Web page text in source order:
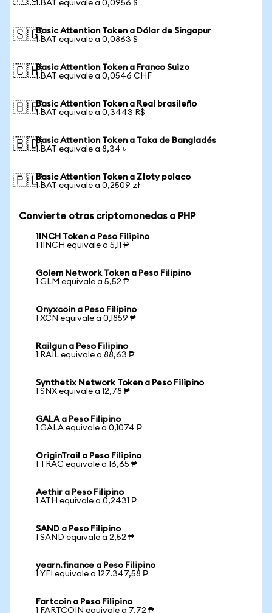
1 BAT equivale a 0,0956 $
🇸🇬Basic Attention Token a Dólar de Singapur
1 BAT equivale a 0,0863 $
🇨🇭Basic Attention Token a Franco Suizo
1 BAT equivale a 0,0546 CHF
🇧🇷Basic Attention Token a Real brasileño
1 BAT equivale a 0,3443 R$
🇧🇩Basic Attention Token a Taka de Bangladés
1 BAT equivale a 8,34 ৳
🇵🇱Basic Attention Token a Złoty polaco
1 BAT equivale a 0,2509 zł
Convierte otras criptomonedas a PHP
1INCH Token a Peso Filipino
1 1INCH equivale a 5,11 ₱
Golem Network Token a Peso Filipino
1 GLM equivale a 5,52 ₱
Onyxcoin a Peso Filipino
1 XCN equivale a 0,1859 ₱
Railgun a Peso Filipino
1 RAIL equivale a 88,63 ₱
Synthetix Network Token a Peso Filipino
1 SNX equivale a 12,78 ₱
GALA a Peso Filipino
1 GALA equivale a 0,1074 ₱
OriginTrail a Peso Filipino
1 TRAC equivale a 16,65 ₱
Aethir a Peso Filipino
1 ATH equivale a 0,2431 ₱
SAND a Peso Filipino
1 SAND equivale a 2,52 ₱
yearn.finance a Peso Filipino
1 YFI equivale a 127.347,58 ₱
Fartcoin a Peso Filipino
1 FARTCOIN equivale a 7,72 ₱